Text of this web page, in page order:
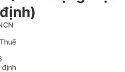
định